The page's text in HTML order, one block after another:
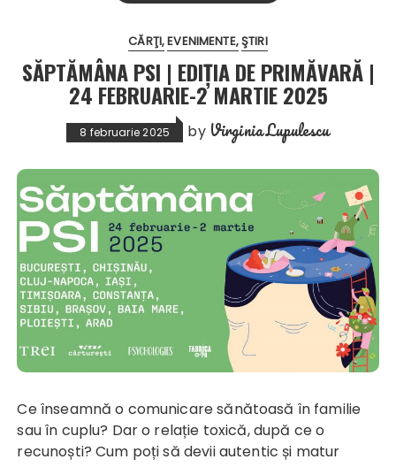
CĂRŢI EVENIMENTE ŞTIRI
SĂPTĂMÂNA PSI | EDIȚIA DE PRIMĂVARĂ |
24 FEBRUARIE-2 MARTIE 2025
8 februarie 2025 by Virginia Lupulescu
Ce înseamnă o comunicare sănătoasă în familie
sau în cuplu? Dar o relație toxică, după ce o
recunoști? Cum poți să devii autentic și matur